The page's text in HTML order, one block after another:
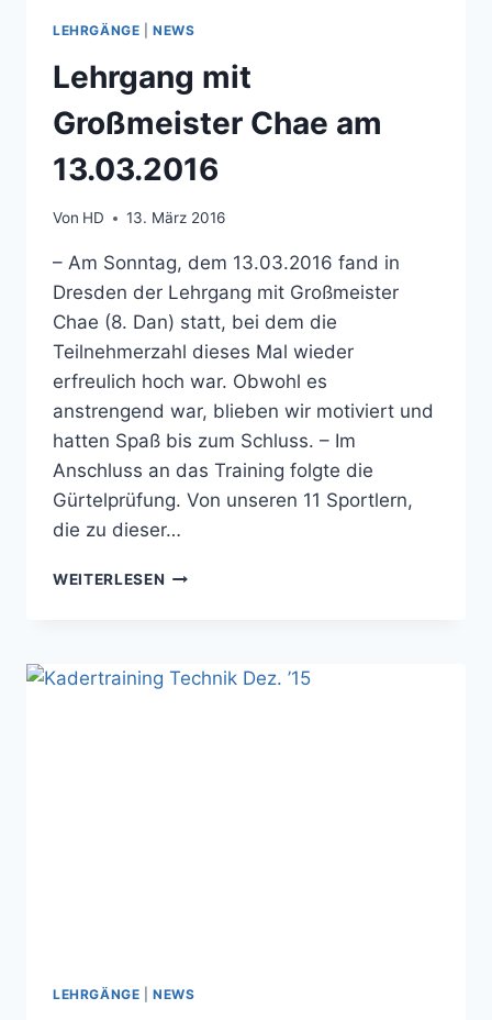
LEHRGÄNGE |NEWS
Lehrgang mit
Großmeister Chae am
13.03.2016
Von HD 13. März 2016
– Am Sonntag, dem 13.03.2016 fand in
Dresden der Lehrgang mit Großmeister
Chae (8. Dan) statt, bei dem die
Teilnehmerzahl dieses Mal wieder
erfreulich hoch war. Obwohl es
anstrengend war, blieben wir motiviert und
hatten Spaß bis zum Schluss. – Im
Anschluss an das Training folgte die
Gürtelprüfung. Von unseren 11 Sportlern,
die zu dieser…
WEITERLESEN LEHRGANG
M 1
3.03.2016
LEHRGÄNGE |NEWS